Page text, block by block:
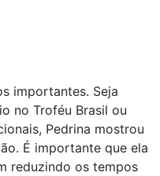
importantes. Seja
no Troféu Brasil ou
Pedrina mostrou
É importante que ela
reduzindo os tempos